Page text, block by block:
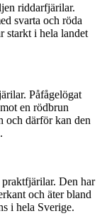
riddarfjärilar.
svarta och röda
starkt i hela landet
Påfågelögat
en rödbrun
och därför kan den
Den har
och äter bland
i hela Sverige.